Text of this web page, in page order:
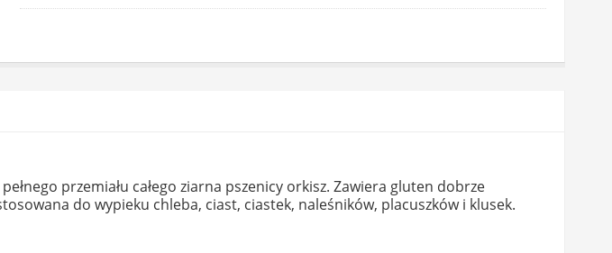
przemiału całego ziarna pszenicy orkisz. Zawiera gluten dobrze
do wypieku chleba, ciast, ciastek, naleśników, placuszków i klusek.